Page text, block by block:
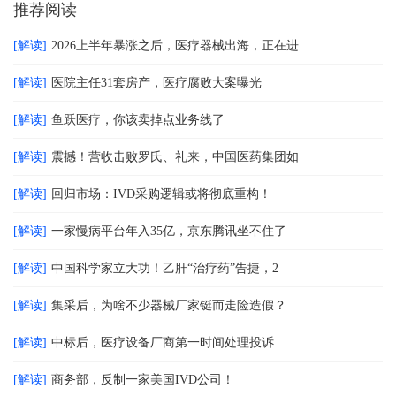
推荐阅读
[解读] 2026上半年暴涨之后，医疗器械出海，正在进
[解读] 医院主任31套房产，医疗腐败大案曝光
[解读] 鱼跃医疗，你该卖掉点业务线了
[解读] 震撼！营收击败罗氏、礼来，中国医药集团如
[解读] 回归市场：IVD采购逻辑或将彻底重构！
[解读] 一家慢病平台年入35亿，京东腾讯坐不住了
[解读] 中国科学家立大功！乙肝“治疗药”告捷，2
[解读] 集采后，为啥不少器械厂家铤而走险造假？
[解读] 中标后，医疗设备厂商第一时间处理投诉
[解读] 商务部，反制一家美国IVD公司！